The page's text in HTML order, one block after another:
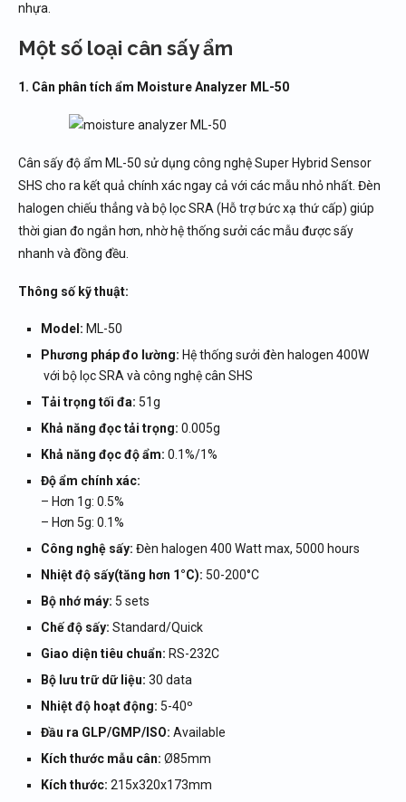
nhựa.
Một số loại cân sấy ẩm
1. Cân phân tích ẩm Moisture Analyzer ML-50
Cân sấy độ ẩm ML-50 sử dụng công nghệ Super Hybrid Sensor
SHS cho ra kết quả chính xác ngay cả với các mẫu nhỏ nhất. Đèn
halogen chiếu thẳng và bộ lọc SRA (Hỗ trợ bức xạ thứ cấp) giúp
thời gian đo ngắn hơn, nhờ hệ thống sưởi các mẫu được sấy
nhanh và đồng đều.
Thông số kỹ thuật:
Model: ML-50
Phương pháp đo lường: Hệ thống sưởi đèn halogen 400W
với bộ lọc SRA và công nghệ cân SHS
Tải trọng tối đa: 51g
Khả năng đọc tải trọng: 0.005g
Khả năng đọc độ ẩm: 0.1%/1%
Độ ẩm chính xác:
– Hơn 1g: 0.5%
– Hơn 5g: 0.1%
Công nghệ sấy: Đèn halogen 400 Watt max, 5000 hours
Nhiệt độ sấy(tăng hơn 1°C): 50-200°C
Bộ nhớ máy: 5 sets
Chế độ sấy: Standard/Quick
Giao diện tiêu chuẩn: RS-232C
Bộ lưu trữ dữ liệu: 30 data
Nhiệt độ hoạt động: 5-40º
Đầu ra GLP/GMP/ISO: Available
Kích thước mẫu cân: Ø85mm
Kích thước: 215x320x173mm